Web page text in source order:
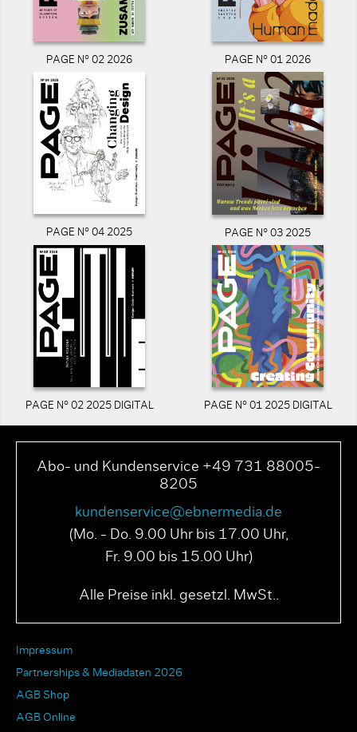
PAGE N° 02 2026 PAGE N° 01 2026
PAGE N° 04 2025 PAGE N° 03 2025
PAGE N° 02 2025 DIGITAL PAGE N° 01 2025 DIGITAL
Abo- und Kundenservice +49 731 88005-
8205
kundenservice@ebnermedia.de
(Mo. - Do. 9.00 Uhr bis 17.00 Uhr,
Fr. 9.00 bis 15.00 Uhr)
Alle Preise inkl. gesetzl. MwSt..
Impressum
Partnerships & Mediadaten 2026
AGB Shop
AGB Online